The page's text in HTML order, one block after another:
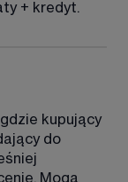
+ kredyt.
kupujący
do
Mogą